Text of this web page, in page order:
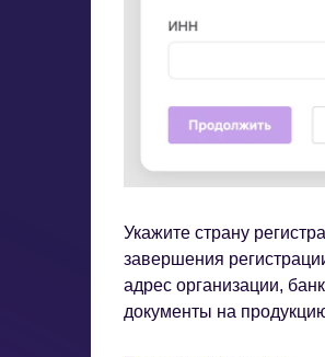
Укажите страну
завершения
адрес организации,
документы на